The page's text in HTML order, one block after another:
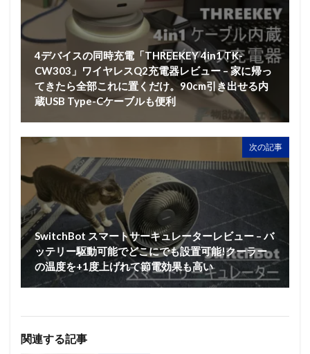
4デバイスの同時充電「THREEKEY 4in1 TK-
CW303」ワイヤレスQ2充電器レビュー – 家に帰っ
てきたら全部これに置くだけ。90cm引き出せる内
蔵USB Type-Cケーブルも便利
次の記事
SwitchBot スマートサーキュレーターレビュー – バ
ッテリー駆動可能でどこにでも設置可能!クーラー
の温度を+1度上げれて節電効果も高い
関連する記事